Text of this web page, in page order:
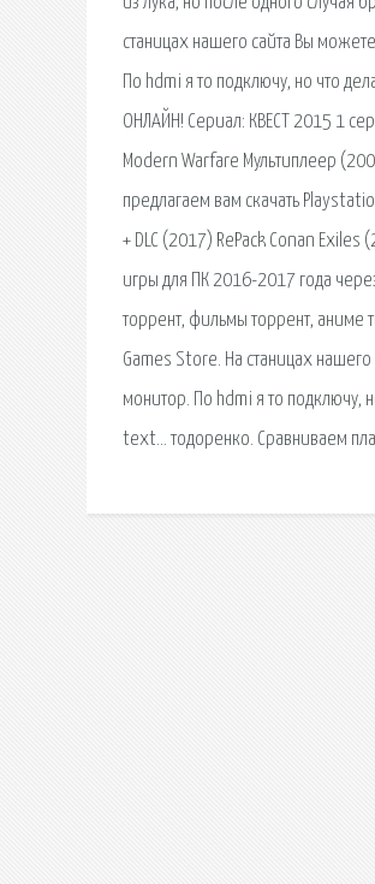
станицах нашего сайта Вы
По hdmi я то подключу, но что
ОНЛАЙН! Сериал: КВЕСТ 2015 1
Modern Warfare Мультиплеер
предлагаем вам скачать
+ DLC (2017) RePack Conan Exiles
игры для ПК 2016-2017 года
торрент, фильмы торрент, аниме
Games Store. На станицах
монитор. По hdmi я то подключу,
text… тодоренко. Сравниваем